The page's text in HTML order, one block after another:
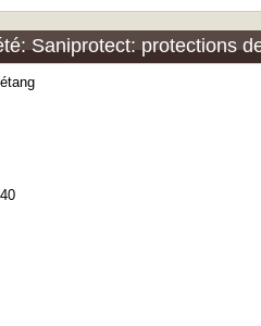
Saniprotect: protections